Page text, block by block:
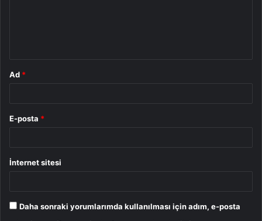
Ad *
E-posta *
İnternet sitesi
Daha sonraki yorumlarımda kullanılması için adım, e-posta